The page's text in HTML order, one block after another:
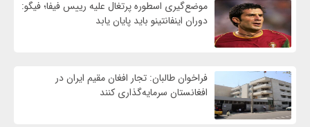
موضع‌گیری اسطوره پرتغال علیه رییس فیفا؛ فیگو:
دوران اینفانتینو باید پایان یابد
فراخوان طالبان: تجار افغان مقیم ایران در
افغانستان سرمایه‌گذاری کنند